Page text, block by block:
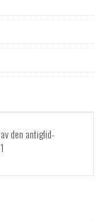
den antiglid-